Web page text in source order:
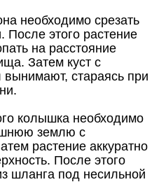
необходимо срезать
После этого растение
на расстояние
Затем куст с
стараясь при
колышка необходимо
землю с
растение аккуратно
После этого
шланга под несильной